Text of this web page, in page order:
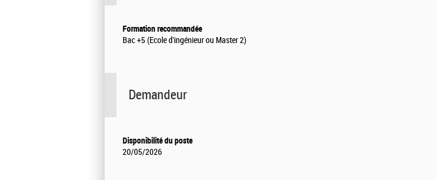
Formation recommandée
Bac +5 (Ecole d'ingénieur ou Master 2)
Demandeur
Disponibilité du poste
20/05/2026